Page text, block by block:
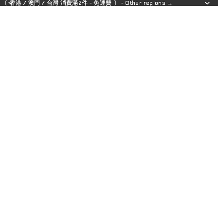
〔 香港 / 澳門 / 台灣 消費滿2件 - 免運費 〕 - Other regions →
〔 香港 / 澳門 / 台灣 消費滿2件 - 免運費 〕 - Other regions →